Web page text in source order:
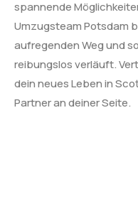
spannende
Umzugsteam Potsdam
aufregenden Weg und
reibungslos verläuft.
dein neues Leben in
Partner an deiner Seite.